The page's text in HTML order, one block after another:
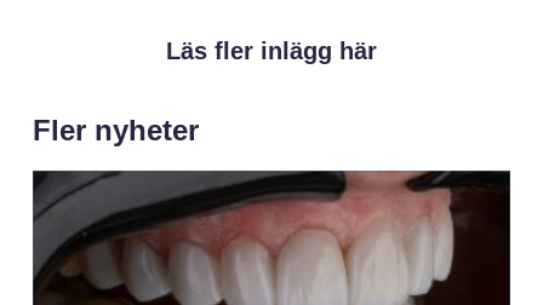
Läs fler inlägg här
Fler nyheter